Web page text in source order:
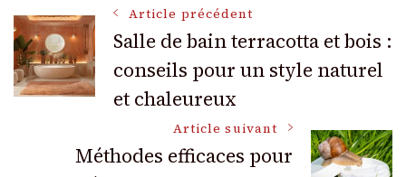
Navigation
des
articles
Article précédent
Salle de bain terracotta et bois :
conseils pour un style naturel
et chaleureux
Article suivant
Méthodes efficaces pour